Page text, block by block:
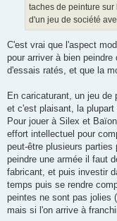
taches de peinture sur
d'un jeu de société
C'est vrai que l'aspect
pour arriver à bien
d'essais ratés, et que la
En caricaturant, un jeu
et c'est plaisant, la
Pour jouer à Silex et
effort intellectuel pour
peut-être plusieurs
peindre une armée il faut
fabricant, et puis investir
temps puis se rendre
peintes ne sont pas jolies
mais si l'on arrive à